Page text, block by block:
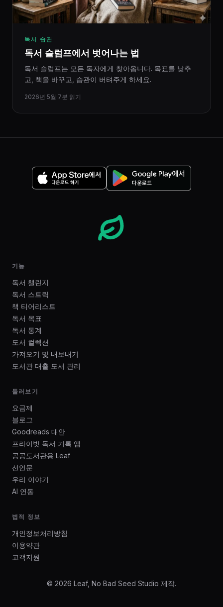
독서 습관
독서 슬럼프에서 벗어나는 법
독서 슬럼프는 모든 독자에게 찾아옵니다. 목표를 낮추
고, 책을 바꾸고, 습관이 버텨주게 하세요.
2026년 5월 ·7분 읽기
기능
독서 챌린지
독서 스트릭
책 티어리스트
독서 목표
독서 통계
도서 컬렉션
가져오기 및 내보내기
도서관 대출 도서 관리
둘러보기
요금제
블로그
Goodreads 대안
프라이빗 독서 기록 앱
공공도서관용 Leaf
선언문
우리 이야기
AI 연동
법적 정보
개인정보처리방침
이용약관
고객지원
© 2026 Leaf, No Bad Seed Studio 제작.